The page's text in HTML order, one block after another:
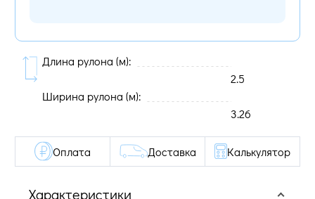
Длина рулона (м):
2.5
Ширина рулона (м):
3.26
Характеристики
Оплата Доставка Калькулятор